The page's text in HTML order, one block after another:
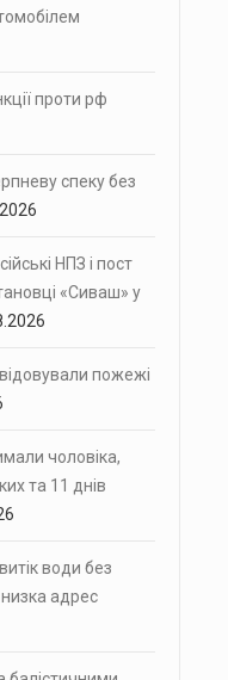
проти рф
спеку без
НПЗ і пост
«Сиваш» у
пожежі
чоловіка,
та 11 днів
води без
адрес